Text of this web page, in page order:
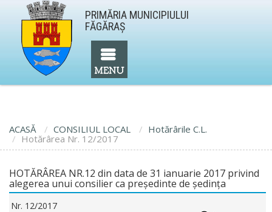
PRIMĂRIA MUNICIPIULUI
FĂGĂRAŞ
ACASĂ CONSILIUL LOCAL
Hotărârile C.L.
Hotărârea Nr. 12/2017
HOTĂRÂREA NR.12 din data de 31 ianuarie 2017 privind
alegerea unui consilier ca preşedinte de şedinţa
Nr. 12/2017